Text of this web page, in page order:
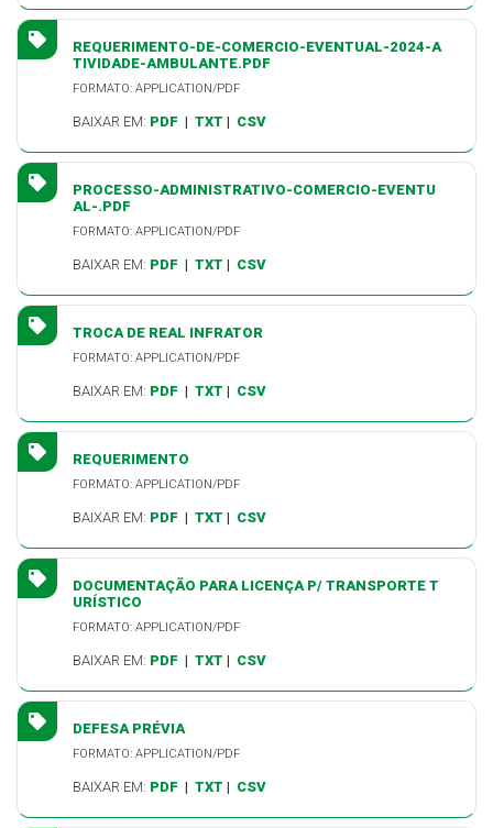
REQUERIMENTO-DE-COMERCIO-EVENTUAL-2024-A
TIVIDADE-AMBULANTE.PDF
FORMATO: APPLICATION/PDF
BAIXAR EM: PDF | TXT | CSV
PROCESSO-ADMINISTRATIVO-COMERCIO-EVENTU
AL-.PDF
FORMATO: APPLICATION/PDF
BAIXAR EM: PDF | TXT | CSV
TROCA DE REAL INFRATOR
FORMATO: APPLICATION/PDF
BAIXAR EM: PDF | TXT | CSV
REQUERIMENTO
FORMATO: APPLICATION/PDF
BAIXAR EM: PDF | TXT | CSV
DOCUMENTAÇÃO PARA LICENÇA P/ TRANSPORTE T
URÍSTICO
FORMATO: APPLICATION/PDF
BAIXAR EM: PDF | TXT | CSV
DEFESA PRÉVIA
FORMATO: APPLICATION/PDF
BAIXAR EM: PDF | TXT | CSV